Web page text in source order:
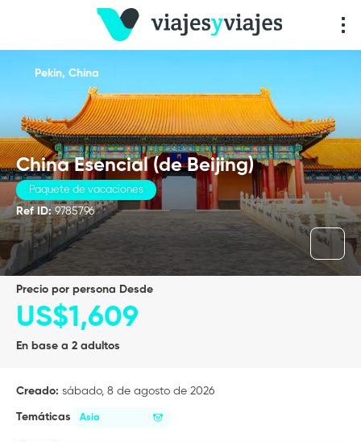
China Esencial (de Beijing)
Paquete de vacaciones
Ref ID:9785796
Pekín, China
precio por persona Desde
US$1,609
En base a 2 adultos
Creado: sábado, 8 de agosto de 2026
Temáticas Asia